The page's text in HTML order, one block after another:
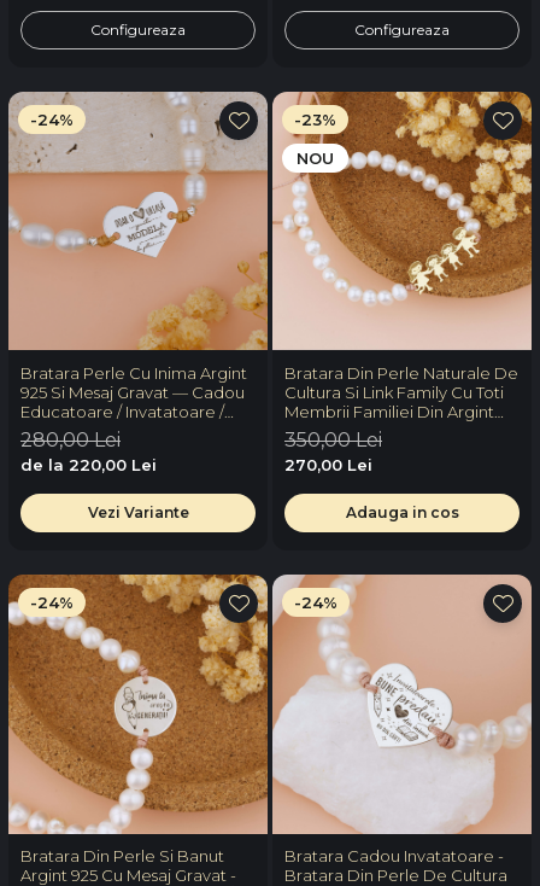
Configureaza Configureaza
-24%
Bratara Perle Cu Inima Argint
925 Si Mesaj Gravat — Cadou
Educatoare / Invatatoare /
Profesoara
280,00 Lei
de la 220,00 Lei
Vezi Variante
-23%
NOU
Bratara Din Perle Naturale De
Cultura Si Link Family Cu Toti
Membrii Familiei Din Argint
925 Suflat Cu Aur 18K
350,00 Lei
270,00 Lei
Adauga in cos
-24%
Bratara Din Perle Si Banut
Argint 925 Cu Mesaj Gravat -
-24%
Bratara Cadou Invatatoare -
Bratara Din Perle De Cultura